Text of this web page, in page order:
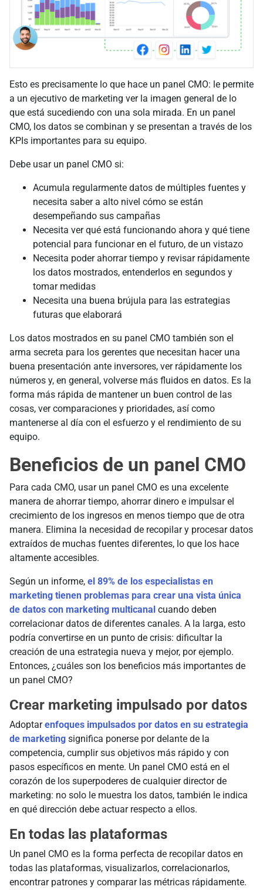
Esto es precisamente lo que hace un panel CMO: le permite
a un ejecutivo de marketing ver la imagen general de lo
que está sucediendo con una sola mirada. En un panel
CMO, los datos se combinan y se presentan a través de los
KPIs importantes para su equipo.
Debe usar un panel CMO si:
Acumula regularmente datos de múltiples fuentes y
necesita saber a alto nivel cómo se están
desempeñando sus campañas
Necesita ver qué está funcionando ahora y qué tiene
potencial para funcionar en el futuro, de un vistazo
Necesita poder ahorrar tiempo y revisar rápidamente
los datos mostrados, entenderlos en segundos y
tomar medidas
Necesita una buena brújula para las estrategias
futuras que elaborará
Los datos mostrados en su panel CMO también son el
arma secreta para los gerentes que necesitan hacer una
buena presentación ante inversores, ver rápidamente los
números y, en general, volverse más fluidos en datos. Es la
forma más rápida de mantener un buen control de las
cosas, ver comparaciones y prioridades, así como
mantenerse al día con el esfuerzo y el rendimiento de su
equipo.
Beneficios de un panel CMO
Para cada CMO, usar un panel CMO es una excelente
manera de ahorrar tiempo, ahorrar dinero e impulsar el
crecimiento de los ingresos en menos tiempo que de otra
manera. Elimina la necesidad de recopilar y procesar datos
extraídos de muchas fuentes diferentes, lo que los hace
altamente accesibles.
Según un informe, el 89% de los especialistas en
marketing tienen problemas para crear una vista única
de datos con marketing multicanal cuando deben
correlacionar datos de diferentes canales. A la larga, esto
podría convertirse en un punto de crisis: dificultar la
creación de una estrategia nueva y mejor, por ejemplo.
Entonces, ¿cuáles son los beneficios más importantes de
un panel CMO?
Crear marketing impulsado por datos
Adoptarenfoques impulsados por datos en su estrategia
de marketing significa ponerse por delante de la
competencia, cumplir sus objetivos más rápido y con
pasos específicos en mente. Un panel CMO está en el
corazón de los superpoderes de cualquier director de
marketing: no solo le muestra los datos, también le indica
en qué dirección debe actuar respecto a ellos.
En todas las plataformas
Un panel CMO es la forma perfecta de recopilar datos en
todas las plataformas, visualizarlos, correlacionarlos,
encontrar patrones y comparar las métricas rápidamente.